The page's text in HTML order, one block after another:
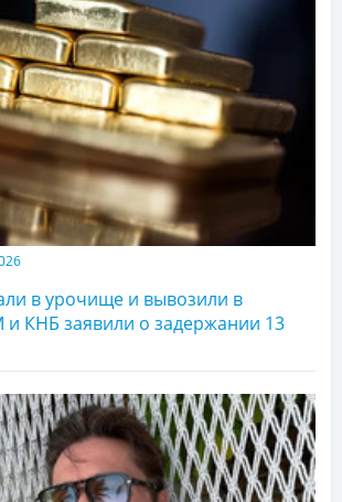
в урочище и вывозили в
КНБ заявили о задержании 13